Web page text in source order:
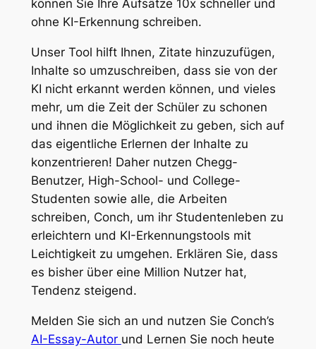
können Sie Ihre Aufsätze 10x schneller und
ohne KI-Erkennung schreiben.
Unser Tool hilft Ihnen, Zitate hinzuzufügen,
Inhalte so umzuschreiben, dass sie von der
KI nicht erkannt werden können, und vieles
mehr, um die Zeit der Schüler zu schonen
und ihnen die Möglichkeit zu geben, sich auf
das eigentliche Erlernen der Inhalte zu
konzentrieren! Daher nutzen Chegg-
Benutzer, High-School- und College-
Studenten sowie alle, die Arbeiten
schreiben, Conch, um ihr Studentenleben zu
erleichtern und KI-Erkennungstools mit
Leichtigkeit zu umgehen. Erklären Sie, dass
es bisher über eine Million Nutzer hat,
Tendenz steigend.
Melden Sie sich an und nutzen Sie Conch’s
AI-Essay-Autor und Lernen Sie noch heute